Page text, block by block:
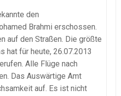
den
Brahmi erschossen.
auf den Straßen. Die größte
hat für heute, 26.07.2013
Alle Flüge nach
Das Auswärtige Amt
auf. Es ist nicht